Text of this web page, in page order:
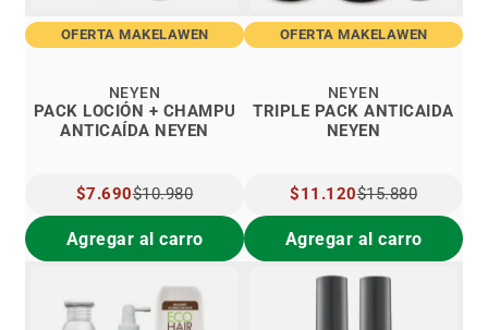
OFERTA MAKELAWEN
PACK LOCIÓN + CHAMPU
ANTICAÍDA NEYEN
NEYEN
PRECIO
ESPECIAL
$7.690$10.980
Agregar al carro
OFERTA MAKELAWEN
TRIPLE PACK ANTICAIDA
NEYEN
NEYEN
PRECIO
ESPECIAL
$11.120$15.880
Agregar al carro